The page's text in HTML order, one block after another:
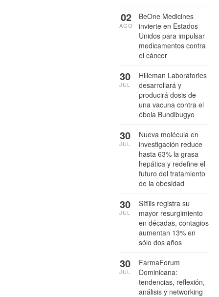
BeOne Medicines
invierte en Estados
Unidos para impulsar
medicamentos contra
el cáncer
02
AGO
Hilleman Laboratories
desarrollará y
producirá dosis de
una vacuna contra el
ébola Bundibugyo
30
JUL
Nueva molécula en
investigación reduce
hasta 63% la grasa
hepática y redefine el
futuro del tratamiento
de la obesidad
30
JUL
Sífilis registra su
mayor resurgimiento
en décadas, contagios
aumentan 13% en
sólo dos años
30
JUL
FarmaForum
Dominicana:
tendencias, reflexión,
análisis y networking
30
JUL